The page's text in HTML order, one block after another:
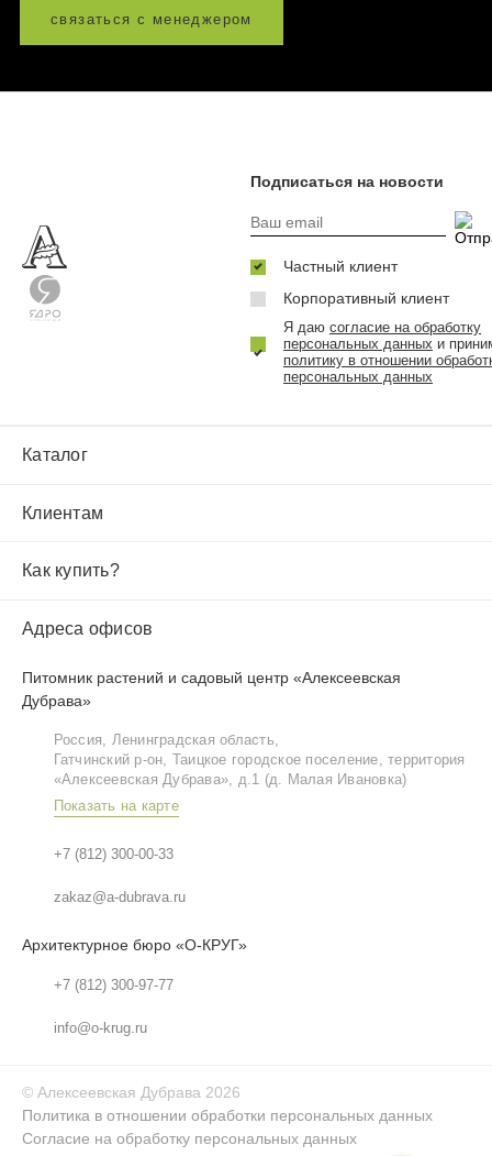
связаться с менеджером
Каталог
Клиентам
Как купить?
Адреса офисов
Питомник растений и садовый центр «Алексеевская
Дубрава»
Россия, Ленинградская область,
Гатчинский р‑он, Таицкое городское поселение, территория
«Алексеевская Дубрава», д.1 (д. Малая Ивановка)
Показать на карте
+7 (812) 300-00-33
zakaz@a-dubrava.ru
Архитектурное бюро «О-КРУГ»
+7 (812) 300-97-77
info@o-krug.ru
Подписаться на новости
Частный клиент
Корпоративный клиент
Я даю согласие на обработку
персональных данных и
политику в отношении
персональных данных
© Алексеевская Дубрава 2026
Политика в отношении обработки персональных данных
Согласие на обработку персональных данных